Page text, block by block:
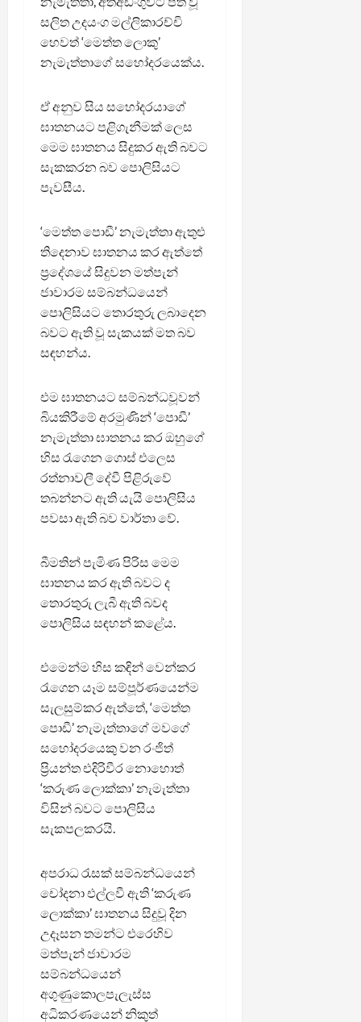
සලිත උදයංග මල්ලිකාරච්චි
හෙවත් ‘මෙත්ත ලොකු’
නැමැත්තාගේ සහෝදරයෙක්ය.
ඒ අනුව සිය සහෝදරයාගේ
ඝාතනයට පළිගැනීමක් ලෙස
මෙම ඝාතනය සිදුකර ඇති බවට
සැකකරන බව පොලිසියට
පැවසීය.
‘මෙත්ත පොඩී’ නැමැත්තා ඇතුළු
තිදෙනාව ඝාතනය කර ඇත්තේ
ප්‍රදේශයේ සිදුවන මත්පැන්
ජාවාරම සම්බන්ධයෙන්
පොලිසියට තොරතුරු ලබාදෙන
බවට ඇති වූ සැකයක් මත බව
සඳහන්ය.
එම ඝාතනයට සම්බන්ධවූවන්
බියකිරීමේ අරමුණින් ‘පොඩී’
නැමැත්තා ඝාතනය කර ඔහුගේ
හිස රැගෙන ගොස් එලෙස
රත්නාවලී දේවී පිළිරුවේ
තබන්නට ඇති යැයි පොලිසිය
පවසා ඇති බව වාර්තා වේ.
බීමතින් පැමිණ පිරිස මෙම
ඝාතනය කර ඇති බවට ද
තොරතුරු ලැබී ඇති බවද
පොලිසිය සඳහන් කළේය.
එමෙන්ම හිස කඳින් වෙන්කර
රැගෙන යෑම සම්පූර්ණයෙන්ම
සැලසුම්කර ඇත්තේ, ‘මෙත්ත
පොඩී’ නැමැත්තාගේ මවගේ
සහෝදරයෙකු වන රංජිත්
ප්‍රියන්ත එදිරිවීර නොහොත්
‘කරුණ ලොක්කා’ නැමැත්තා
විසින් බවට පොලිසිය
සැකපලකරයි.
අපරාධ රැසක් සම්බන්ධයෙන්
චෝදනා එල්ලවී ඇති ‘කරුණ
ලොක්කා’ ඝාතනය සිදුවූ දින
උදෑසන තමන්ට එරෙහිව
මත්පැන් ජාවාරම
සම්බන්ධයෙන්
අගුණුකොලපැලැස්ස
අධිකරණයෙන් නිකුත්